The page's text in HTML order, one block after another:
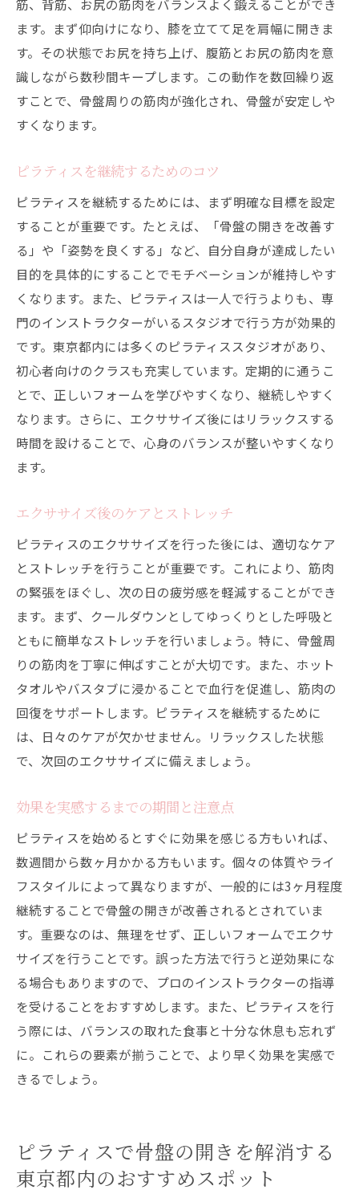
筋、背筋、お尻の筋肉をバランスよく鍛えることができ
ます。まず仰向けになり、膝を立てて足を肩幅に開きま
す。その状態でお尻を持ち上げ、腹筋とお尻の筋肉を意
識しながら数秒間キープします。この動作を数回繰り返
すことで、骨盤周りの筋肉が強化され、骨盤が安定しや
すくなります。
ピラティスを継続するためのコツ
ピラティスを継続するためには、まず明確な目標を設定
することが重要です。たとえば、「骨盤の開きを改善す
る」や「姿勢を良くする」など、自分自身が達成したい
目的を具体的にすることでモチベーションが維持しやす
くなります。また、ピラティスは一人で行うよりも、専
門のインストラクターがいるスタジオで行う方が効果的
です。東京都内には多くのピラティススタジオがあり、
初心者向けのクラスも充実しています。定期的に通うこ
とで、正しいフォームを学びやすくなり、継続しやすく
なります。さらに、エクササイズ後にはリラックスする
時間を設けることで、心身のバランスが整いやすくなり
ます。
エクササイズ後のケアとストレッチ
ピラティスのエクササイズを行った後には、適切なケア
とストレッチを行うことが重要です。これにより、筋肉
の緊張をほぐし、次の日の疲労感を軽減することができ
ます。まず、クールダウンとしてゆっくりとした呼吸と
ともに簡単なストレッチを行いましょう。特に、骨盤周
りの筋肉を丁寧に伸ばすことが大切です。また、ホット
タオルやバスタブに浸かることで血行を促進し、筋肉の
回復をサポートします。ピラティスを継続するために
は、日々のケアが欠かせません。リラックスした状態
で、次回のエクササイズに備えましょう。
効果を実感するまでの期間と注意点
ピラティスを始めるとすぐに効果を感じる方もいれば、
数週間から数ヶ月かかる方もいます。個々の体質やライ
フスタイルによって異なりますが、一般的には3ヶ月程度
継続することで骨盤の開きが改善されるとされていま
す。重要なのは、無理をせず、正しいフォームでエクサ
サイズを行うことです。誤った方法で行うと逆効果にな
る場合もありますので、プロのインストラクターの指導
を受けることをおすすめします。また、ピラティスを行
う際には、バランスの取れた食事と十分な休息も忘れず
に。これらの要素が揃うことで、より早く効果を実感で
きるでしょう。
ピラティスで骨盤の開きを解消する
東京都内のおすすめスポット